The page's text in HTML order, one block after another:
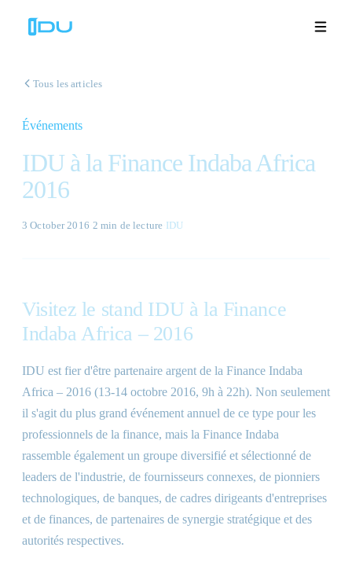
Solutions
Plateforme
Tous les articles
Événements
IDU à la Finance Indaba Africa
2016
3 October 2016 2 min de lecture IDU
Visitez le stand IDU à la Finance
Indaba Africa – 2016
IDU est fier d'être partenaire argent de la Finance Indaba
Africa – 2016 (13-14 octobre 2016, 9h à 22h). Non seulement
il s'agit du plus grand événement annuel de ce type pour les
professionnels de la finance, mais la Finance Indaba
rassemble également un groupe diversifié et sélectionné de
leaders de l'industrie, de fournisseurs connexes, de pionniers
technologiques, de banques, de cadres dirigeants d'entreprises
et de finances, de partenaires de synergie stratégique et des
autorités respectives.